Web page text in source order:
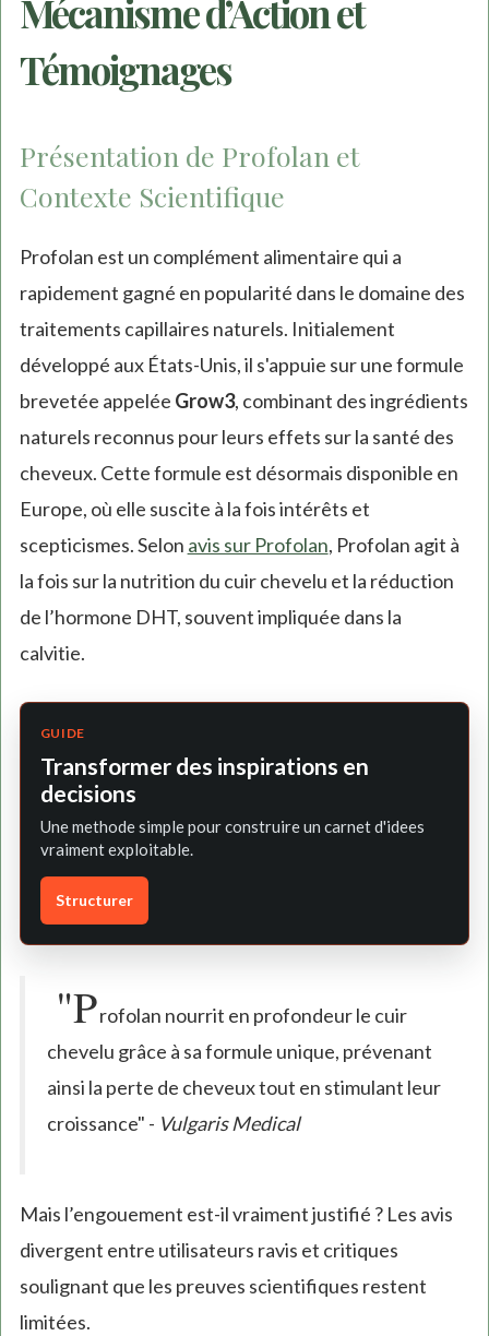
Mécanisme d’Action et
Témoignages
Présentation de Profolan et
Contexte Scientifique
Profolan est un complément alimentaire qui a
rapidement gagné en popularité dans le domaine des
traitements capillaires naturels. Initialement
développé aux États-Unis, il s'appuie sur une formule
brevetée appelée Grow3, combinant des ingrédients
naturels reconnus pour leurs effets sur la santé des
cheveux. Cette formule est désormais disponible en
Europe, où elle suscite à la fois intérêts et
scepticismes. Selon avis sur Profolan, Profolan agit à
la fois sur la nutrition du cuir chevelu et la réduction
de l’hormone DHT, souvent impliquée dans la
calvitie.
GUIDE
Transformer des inspirations en
decisions
Une methode simple pour construire un carnet d'idees
vraiment exploitable.
Structurer
"Profolan nourrit en profondeur le cuir
chevelu grâce à sa formule unique, prévenant
ainsi la perte de cheveux tout en stimulant leur
croissance" - Vulgaris Medical
Mais l’engouement est-il vraiment justifié ? Les avis
divergent entre utilisateurs ravis et critiques
soulignant que les preuves scientifiques restent
limitées.